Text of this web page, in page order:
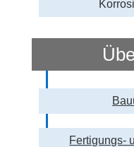
Fertigungs-